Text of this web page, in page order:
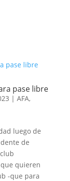
pase libre
| AFA,
luego de
de
quieren
-que para